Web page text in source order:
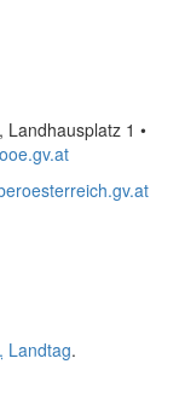
1 •
Landtag.